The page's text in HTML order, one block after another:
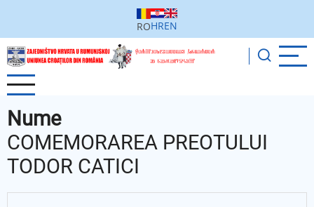
conținutul
principal
ROHREN
Nume
COMEMORAREA PREOTULUI
TODOR CATICI